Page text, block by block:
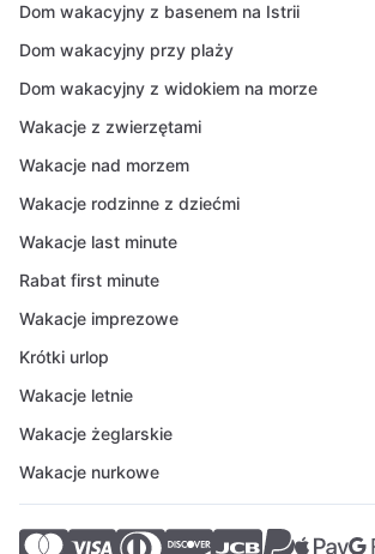
Dom wakacyjny z basenem na Istrii
Dom wakacyjny przy plaży
Dom wakacyjny z widokiem na morze
Wakacje z zwierzętami
Wakacje nad morzem
Wakacje rodzinne z dziećmi
Wakacje last minute
Rabat first minute
Wakacje imprezowe
Krótki urlop
Wakacje letnie
Wakacje żeglarskie
Wakacje nurkowe